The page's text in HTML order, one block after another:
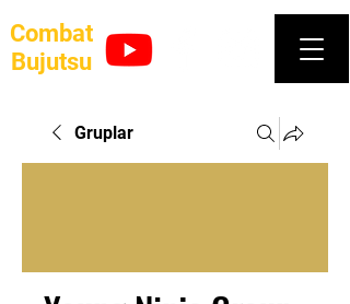
Combat
Bujutsu
Gruplar